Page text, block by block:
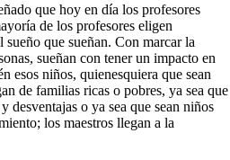
que hoy en día los profesores
de los profesores eligen
que sueñan. Con marcar la
sueñan con tener un impacto en
esos niños, quienesquiera que sean
de familias ricas o pobres, ya sea que
desventajas o ya sea que sean niños
los maestros llegan a la